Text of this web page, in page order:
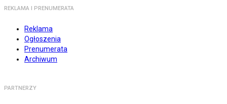
REKLAMA I PRENUMERATA
Reklama
Ogłoszenia
Prenumerata
Archiwum
PARTNERZY